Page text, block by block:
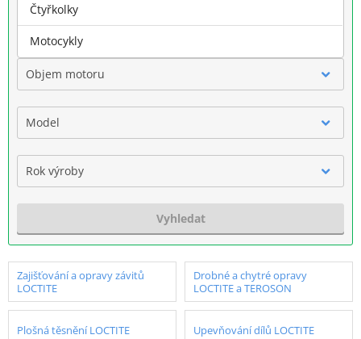
Značka
Objem motoru
Model
Rok výroby
Vyhledat
Zajišťování a opravy závitů
LOCTITE
Drobné a chytré opravy
LOCTITE a TEROSON
Plošná těsnění LOCTITE Upevňování dílů LOCTITE
Čtyřkolky
Motocykly